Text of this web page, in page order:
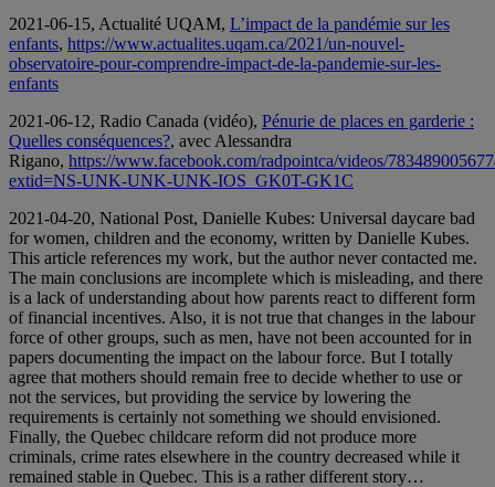
2021-06-15, Actualité UQAM, L’impact de la pandémie sur les
enfants, https://www.actualites.uqam.ca/2021/un-nouvel-
observatoire-pour-comprendre-impact-de-la-pandemie-sur-les-
enfants
2021-06-12, Radio Canada (vidéo), Pénurie de places en garderie :
Quelles conséquences?, avec Alessandra
Rigano, https://www.facebook.com/radpointca/videos/
extid=NS-UNK-UNK-UNK-IOS_GK0T-GK1C
2021-04-20, National Post, Danielle Kubes: Universal daycare bad
for women, children and the economy, written by Danielle Kubes.
This article references my work, but the author never contacted me.
The main conclusions are incomplete which is misleading, and there
is a lack of understanding about how parents react to different form
of financial incentives. Also, it is not true that changes in the labour
force of other groups, such as men, have not been accounted for in
papers documenting the impact on the labour force. But I totally
agree that mothers should remain free to decide whether to use or
not the services, but providing the service by lowering the
requirements is certainly not something we should envisioned.
Finally, the Quebec childcare reform did not produce more
criminals, crime rates elsewhere in the country decreased while it
remained stable in Quebec. This is a rather different story…